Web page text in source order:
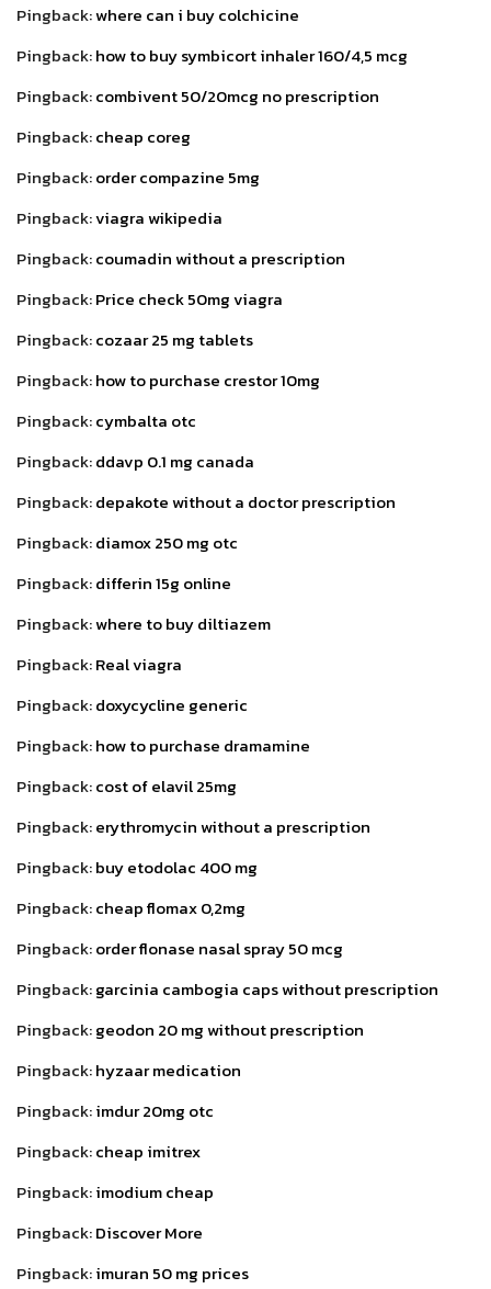
Pingback:where can i buy colchicine
Pingback:how to buy symbicort inhaler 160/4,5 mcg
Pingback:combivent 50/20mcg no prescription
Pingback:cheap coreg
Pingback:order compazine 5mg
Pingback:viagra wikipedia
Pingback:coumadin without a prescription
Pingback:Price check 50mg viagra
Pingback:cozaar 25 mg tablets
Pingback:how to purchase crestor 10mg
Pingback:cymbalta otc
Pingback:ddavp 0.1 mg canada
Pingback:depakote without a doctor prescription
Pingback:diamox 250 mg otc
Pingback:differin 15g online
Pingback:where to buy diltiazem
Pingback:Real viagra
Pingback:doxycycline generic
Pingback:how to purchase dramamine
Pingback:cost of elavil 25mg
Pingback:erythromycin without a prescription
Pingback:buy etodolac 400 mg
Pingback:cheap flomax 0,2mg
Pingback:order flonase nasal spray 50 mcg
Pingback:garcinia cambogia caps without prescription
Pingback:geodon 20 mg without prescription
Pingback:hyzaar medication
Pingback:imdur 20mg otc
Pingback:cheap imitrex
Pingback:imodium cheap
Pingback:Discover More
Pingback:imuran 50 mg prices